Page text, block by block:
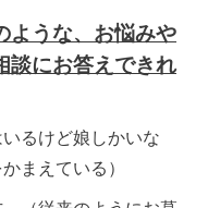
ような、お悩みや
談にお答えできれ
るけど娘しかいな
まえている）